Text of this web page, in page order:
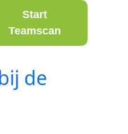
Start
Teamscan
de